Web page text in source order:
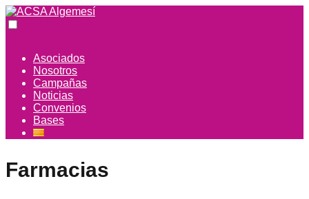
Asociados
Nosotros
Campañas
Noticias
Convenios
Bases
Farmacias